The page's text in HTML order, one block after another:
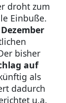
droht zum
Einbuße.
Dezember
bisher
auf
als
dadurch
u.a.